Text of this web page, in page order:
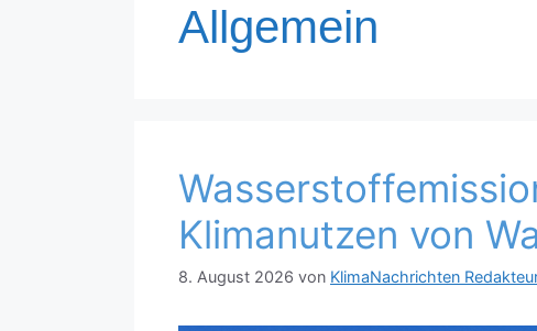
Allgemein
Klimanutzen von
8. August 2026 von KlimaNachrichten